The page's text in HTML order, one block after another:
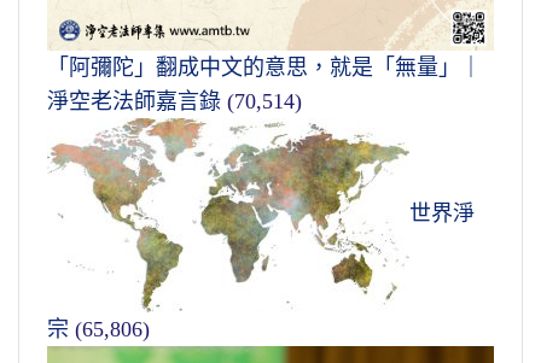
「阿彌陀」翻成中文的意思，就是「無量」｜
淨空老法師嘉言錄 (70,514)
世界淨
宗 (65,806)